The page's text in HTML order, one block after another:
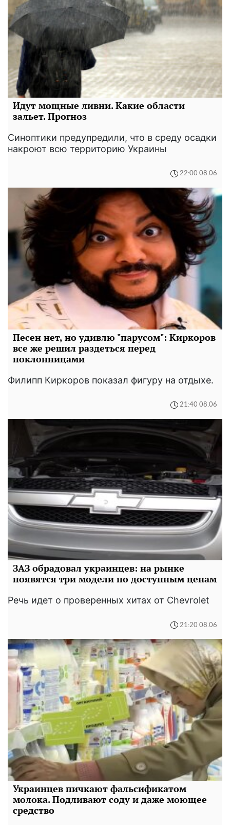
Идут мощные ливни. Какие области
зальет. Прогноз
Синоптики предупредили, что в среду осадки
накроют всю территорию Украины
22:00 08.06
Песен нет, но удивлю "парусом": Киркоров
все же решил раздеться перед
поклонницами
Филипп Киркоров показал фигуру на отдыхе.
21:40 08.06
ЗАЗ обрадовал украинцев: на рынке
появятся три модели по доступным ценам
Речь идет о проверенных хитах от Chevrolet
21:20 08.06
Украинцев пичкают фальсификатом
молока. Подливают соду и даже моющее
средство